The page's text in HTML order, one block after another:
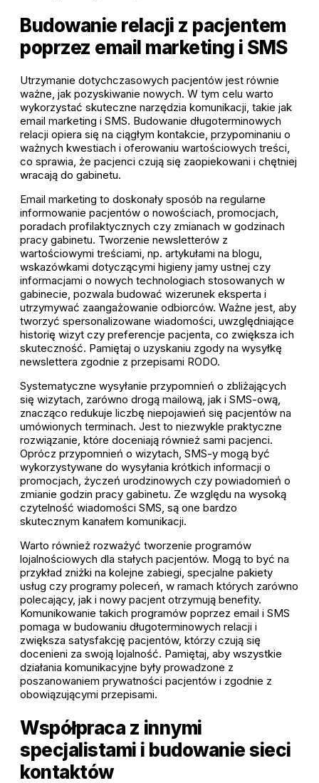
Budowanie relacji z pacjentem
poprzez email marketing i SMS
Utrzymanie dotychczasowych pacjentów jest równie
ważne, jak pozyskiwanie nowych. W tym celu warto
wykorzystać skuteczne narzędzia komunikacji, takie jak
email marketing i SMS. Budowanie długoterminowych
relacji opiera się na ciągłym kontakcie, przypominaniu o
ważnych kwestiach i oferowaniu wartościowych treści,
co sprawia, że pacjenci czują się zaopiekowani i chętniej
wracają do gabinetu.
Email marketing to doskonały sposób na regularne
informowanie pacjentów o nowościach, promocjach,
poradach profilaktycznych czy zmianach w godzinach
pracy gabinetu. Tworzenie newsletterów z
wartościowymi treściami, np. artykułami na blogu,
wskazówkami dotyczącymi higieny jamy ustnej czy
informacjami o nowych technologiach stosowanych w
gabinecie, pozwala budować wizerunek eksperta i
utrzymywać zaangażowanie odbiorców. Ważne jest, aby
tworzyć spersonalizowane wiadomości, uwzględniające
historię wizyt czy preferencje pacjenta, co zwiększa ich
skuteczność. Pamiętaj o uzyskaniu zgody na wysyłkę
newslettera zgodnie z przepisami RODO.
Systematyczne wysyłanie przypomnień o zbliżających
się wizytach, zarówno drogą mailową, jak i SMS-ową,
znacząco redukuje liczbę niepojawień się pacjentów na
umówionych terminach. Jest to niezwykle praktyczne
rozwiązanie, które doceniają również sami pacjenci.
Oprócz przypomnień o wizytach, SMS-y mogą być
wykorzystywane do wysyłania krótkich informacji o
promocjach, życzeń urodzinowych czy powiadomień o
zmianie godzin pracy gabinetu. Ze względu na wysoką
czytelność wiadomości SMS, są one bardzo
skutecznym kanałem komunikacji.
Warto również rozważyć tworzenie programów
lojalnościowych dla stałych pacjentów. Mogą to być na
przykład zniżki na kolejne zabiegi, specjalne pakiety
usług czy programy poleceń, w ramach których zarówno
polecający, jak i nowy pacjent otrzymują benefity.
Komunikowanie takich programów poprzez email i SMS
pomaga w budowaniu długoterminowych relacji i
zwiększa satysfakcję pacjentów, którzy czują się
docenieni za swoją lojalność. Pamiętaj, aby wszystkie
działania komunikacyjne były prowadzone z
poszanowaniem prywatności pacjentów i zgodnie z
obowiązującymi przepisami.
Współpraca z innymi
specjalistami i budowanie sieci
kontaktów